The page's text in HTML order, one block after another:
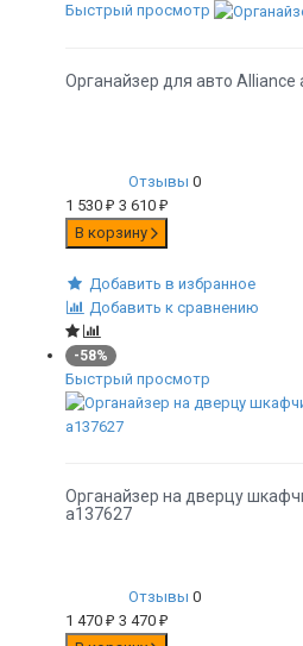
Быстрый просмотр
Органайзер для авто Alliance
Отзывы 0
1 530 ₽ 3 610 ₽
В корзину
Добавить в избранное
Добавить к сравнению
-58%
Быстрый просмотр
Органайзер на дверцу
а137627
Отзывы 0
1 470 ₽ 3 470 ₽